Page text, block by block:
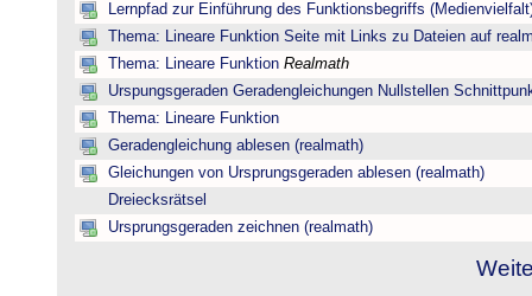
Lernpfad zur Einführung des Funktionsbegriffs
Thema: Lineare Funktion Seite mit Links zu Dateien auf
Thema: Lineare Funktion Realmath
Urspungsgeraden Geradengleichungen Nullstellen
Thema: Lineare Funktion
Geradengleichung ablesen (realmath)
Gleichungen von Ursprungsgeraden ablesen (realmath)
Dreiecksrätsel
Ursprungsgeraden zeichnen (realmath)